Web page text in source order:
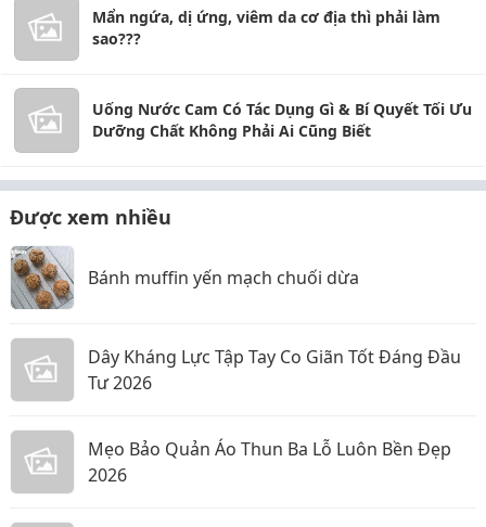
Mẩn ngứa, dị ứng, viêm da cơ địa thì phải làm
sao???
Uống Nước Cam Có Tác Dụng Gì & Bí Quyết Tối Ưu
Dưỡng Chất Không Phải Ai Cũng Biết
Được xem nhiều
Bánh muffin yến mạch chuối dừa
Dây Kháng Lực Tập Tay Co Giãn Tốt Đáng Đầu
Tư 2026
Mẹo Bảo Quản Áo Thun Ba Lỗ Luôn Bền Đẹp
2026